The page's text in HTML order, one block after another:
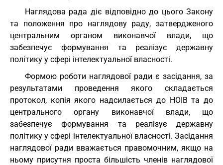
Наглядова рада діє відповідно до цього Закону
та положення про наглядову раду, затвердженого
центральним органом виконавчої влади, що
забезпечує формування та реалізує державну
політику у сфері інтелектуальної власності.
Формою роботи наглядової ради є засідання, за
результатами проведення якого складається
протокол, копія якого надсилається до НОІВ та до
центрального органу виконавчої влади, що
забезпечує формування та реалізує державну
політику у сфері інтелектуальної власності. Засідання
наглядової ради вважається правомочним, якщо на
ньому присутня проста більшість членів наглядової